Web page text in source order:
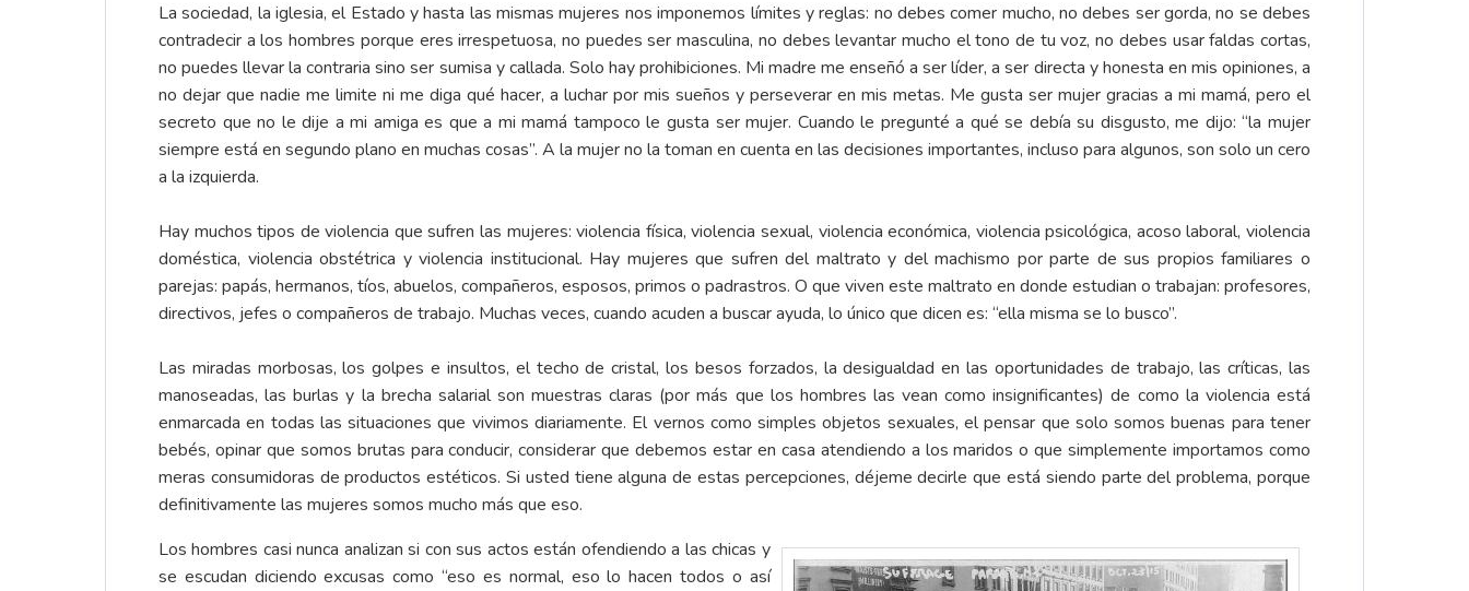
La sociedad, la iglesia, el Estado y hasta las mismas mujeres nos imponemos límites y reglas: no debes comer mucho, no debes ser gorda, no se debes
contradecir a los hombres porque eres irrespetuosa, no puedes ser masculina, no debes levantar mucho el tono de tu voz, no debes usar faldas cortas,
no puedes llevar la contraria sino ser sumisa y callada. Solo hay prohibiciones. Mi madre me enseñó a ser líder, a ser directa y honesta en mis opiniones, a
no dejar que nadie me limite ni me diga qué hacer, a luchar por mis sueños y perseverar en mis metas. Me gusta ser mujer gracias a mi mamá, pero el
secreto que no le dije a mi amiga es que a mi mamá tampoco le gusta ser mujer. Cuando le pregunté a qué se debía su disgusto, me dijo: “la mujer
siempre está en segundo plano en muchas cosas”. A la mujer no la toman en cuenta en las decisiones importantes, incluso para algunos, son solo un cero
a la izquierda.
Hay muchos tipos de violencia que sufren las mujeres: violencia física, violencia sexual, violencia económica, violencia psicológica, acoso laboral, violencia
doméstica, violencia obstétrica y violencia institucional. Hay mujeres que sufren del maltrato y del machismo por parte de sus propios familiares o
parejas: papás, hermanos, tíos, abuelos, compañeros, esposos, primos o padrastros. O que viven este maltrato en donde estudian o trabajan: profesores,
directivos, jefes o compañeros de trabajo. Muchas veces, cuando acuden a buscar ayuda, lo único que dicen es: “ella misma se lo busco”.
Las miradas morbosas, los golpes e insultos, el techo de cristal, los besos forzados, la desigualdad en las oportunidades de trabajo, las críticas, las
manoseadas, las burlas y la brecha salarial son muestras claras (por más que los hombres las vean como insignificantes) de como la violencia está
enmarcada en todas las situaciones que vivimos diariamente. El vernos como simples objetos sexuales, el pensar que solo somos buenas para tener
bebés, opinar que somos brutas para conducir, considerar que debemos estar en casa atendiendo a los maridos o que simplemente importamos como
meras consumidoras de productos estéticos. Si usted tiene alguna de estas percepciones, déjeme decirle que está siendo parte del problema, porque
definitivamente las mujeres somos mucho más que eso.
Los hombres casi nunca analizan si con sus actos están ofendiendo a las chicas y
se escudan diciendo excusas como “eso es normal, eso lo hacen todos o así